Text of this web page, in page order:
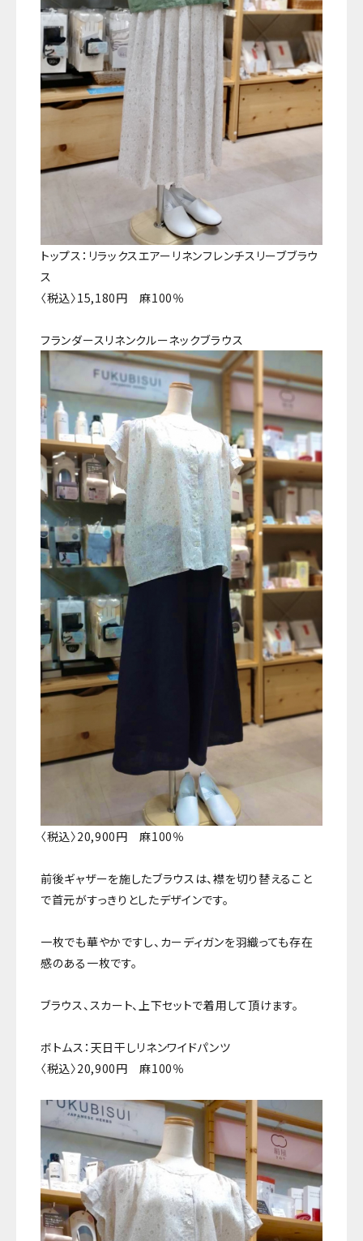
トップス：リラックスエアーリネンフレンチスリーブブラウ
ス
〈税込〉15,180円 麻100％
フランダースリネンクルーネックブラウス
〈税込〉20,900円 麻100％
前後ギャザーを施したブラウスは、襟を切り替えること
で首元がすっきりとしたデザインです。
一枚でも華やかですし、カーディガンを羽織っても存在
感のある一枚です。
ブラウス、スカート、上下セットで着用して頂けます。
ボトムス：天日干しリネンワイドパンツ
〈税込〉20,900円 麻100％